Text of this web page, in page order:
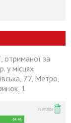
отриманої за
у місцях
77, Метро,
1